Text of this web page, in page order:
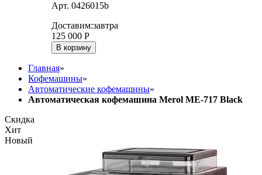
Арт. 0426015b
Доставим:завтра
125 000 Р
В корзину
Главная»
Кофемашины»
Автоматические кофемашины»
Автоматическая кофемашина Merol ME-717 Black
Скидка
Хит
Новый